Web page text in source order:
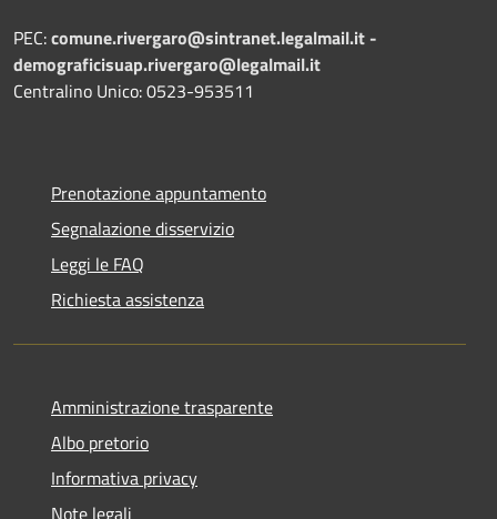
PEC:comune.rivergaro@sintranet.legalmail.it -
demograficisuap.rivergaro@legalmail.it
Centralino Unico: 0523-953511
Prenotazione appuntamento
Segnalazione disservizio
Leggi le FAQ
Richiesta assistenza
Amministrazione trasparente
Albo pretorio
Informativa privacy
Note legali